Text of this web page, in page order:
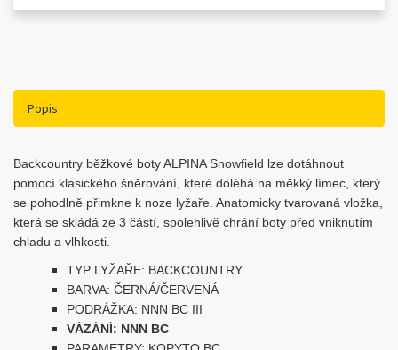
Popis
Backcountry běžkové boty ALPINA Snowfield lze dotáhnout
pomocí klasického šněrování, které doléhá na měkký límec, který
se pohodlně přimkne k noze lyžaře. Anatomicky tvarovaná vložka,
která se skládá ze 3 částí, spolehlivě chrání boty před vniknutím
chladu a vlhkosti.
TYP LYŽAŘE: BACKCOUNTRY
BARVA: ČERNÁ/ČERVENÁ
PODRÁŽKA: NNN BC III
VÁZÁNÍ: NNN BC